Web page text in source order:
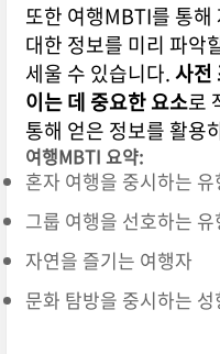
또한 여행MBTI를 통해
대한 정보를 미리 파악
세울 수 있습니다.사전
이는 데 중요한 요소로
통해 얻은 정보를 활용
여행MBTI 요약:
혼자 여행을 중시하는 유
그룹 여행을 선호하는 유
자연을 즐기는 여행자
문화 탐방을 중시하는 성